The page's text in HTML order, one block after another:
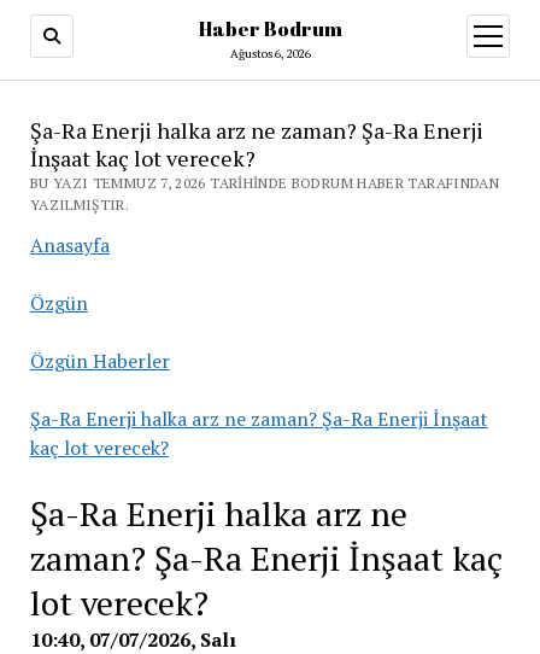
Haber Bodrum
Ağustos 6, 2026
aç
Şa-Ra Enerji halka arz ne zaman? Şa-Ra Enerji
İnşaat kaç lot verecek?
BU YAZI TEMMUZ 7, 2026 TARIHINDE BODRUM HABER TARAFINDAN
YAZILMIŞTIR.
Anasayfa
Özgün
Özgün Haberler
Şa-Ra Enerji halka arz ne zaman? Şa-Ra Enerji İnşaat
kaç lot verecek?
Şa-Ra Enerji halka arz ne
zaman? Şa-Ra Enerji İnşaat kaç
lot verecek?
10:40, 07/07/2026, Salı